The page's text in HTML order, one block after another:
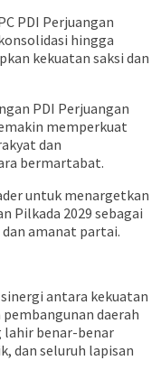
PDI Perjuangan
hingga
kekuatan saksi dan
PDI Perjuangan
memperkuat
dan
bermartabat.
untuk menargetkan
Pilkada 2029 sebagai
amanat partai.
antara kekuatan
daerah
lahir benar-benar
dan seluruh lapisan